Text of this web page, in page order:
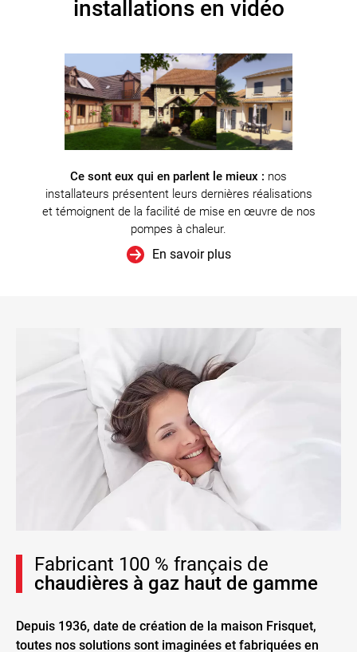
installations en vidéo
Ce sont eux qui en parlent le mieux : nos
installateurs présentent leurs dernières réalisations
et témoignent de la facilité de mise en œuvre de nos
pompes à chaleur.
En savoir plus
Fabricant 100 % français de
chaudières à gaz haut de gamme
Depuis 1936, date de création de la maison Frisquet,
toutes nos solutions sont imaginées et fabriquées en